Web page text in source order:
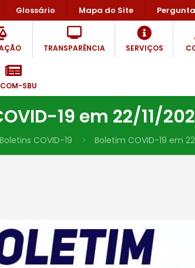
Glossário Mapa do Site
TRANSPARÊNCIA SERVIÇOS
SBU
19 em 22/11/
Boletins COVID-19 Boletim COVID-19 em